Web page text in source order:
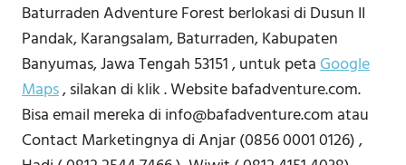
Baturraden Adventure Forest berlokasi di Dusun II
Pandak, Karangsalam, Baturraden, Kabupaten
Banyumas, Jawa Tengah 53151 , untuk petaGoogle
Maps, silakan di klik . Website bafadventure.com.
Bisa email mereka di info@bafadventure.com atau
Contact Marketingnya di Anjar (0856 0001 0126) ,